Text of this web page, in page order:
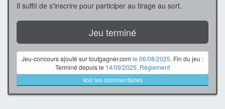
Il suffit de s'inscrire pour participer au tirage au sort.
Jeu terminé
Jeu-concours ajouté sur toutgagner.com le 06/08/2025. Fin du jeu :
Terminé depuis le 14/09/2025. Règlement
Voir les commentaires